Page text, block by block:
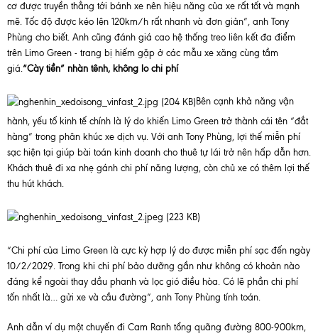
cơ được truyền thẳng tới bánh xe nên hiệu năng của xe rất tốt và mạnh
mẽ. Tốc độ được kéo lên 120km/h rất nhanh và đơn giản”, anh Tony
Phùng cho biết. Anh cũng đánh giá cao hệ thống treo liên kết đa điểm
trên Limo Green - trang bị hiếm gặp ở các mẫu xe xăng cùng tầm
giá.“Cày tiền” nhàn tênh, không lo chi phí
Bên cạnh khả năng vận
hành, yếu tố kinh tế chính là lý do khiến Limo Green trở thành cái tên “đắt
hàng” trong phân khúc xe dịch vụ. Với anh Tony Phùng, lợi thế miễn phí
sạc hiện tại giúp bài toán kinh doanh cho thuê tự lái trở nên hấp dẫn hơn.
Khách thuê đi xa nhẹ gánh chi phí năng lượng, còn chủ xe có thêm lợi thế
thu hút khách.
“Chi phí của Limo Green là cực kỳ hợp lý do được miễn phí sạc đến ngày
10/2/2029. Trong khi chi phí bảo dưỡng gần như không có khoản nào
đáng kể ngoài thay dầu phanh và lọc gió điều hòa. Có lẽ phần chi phí
tốn nhất là… gửi xe và cầu đường”, anh Tony Phùng tính toán.
Anh dẫn ví dụ một chuyến đi Cam Ranh tổng quãng đường 800-900km,